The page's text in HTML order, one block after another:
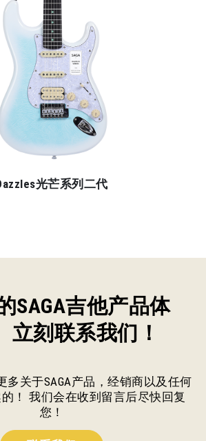
光芒系列二代
SAGA吉他产品体
立刻联系我们！
多关于SAGA产品，经销商以及任何
！ 我们会在收到留言后尽快回复
您！